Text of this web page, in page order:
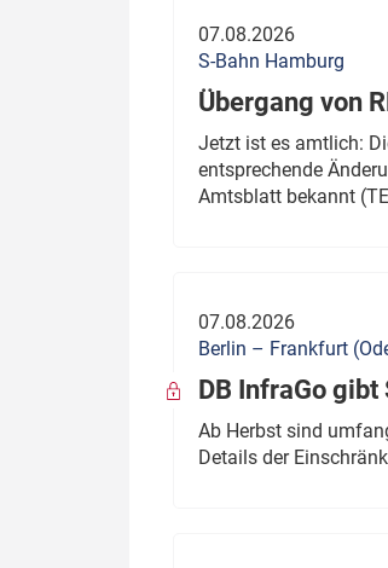
07.08.2026
S-Bahn Hamburg
Übergang von
Jetzt ist es amtlich:
entsprechende
Amtsblatt bekannt
07.08.2026
Berlin – Frankfurt
DB InfraGo
Ab Herbst sind
Details der